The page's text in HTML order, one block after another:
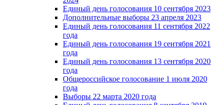
Единый день голосования 10 сентября 2023
Дополнительные выборы 23 апреля 2023
Единый день голосования 11 сентября 2022
года
Единый день голосования 19 сентября 2021
года
Единый день голосования 13 сентября 2020
года
Общероссийское голосование 1 июля 2020
года
Выборы 22 марта 2020 года